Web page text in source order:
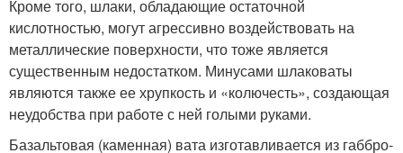
Кроме того, шлаки, обладающие остаточной
кислотностью, могут агрессивно воздействовать на
металлические поверхности, что тоже является
существенным недостатком. Минусами шлаковаты
являются также ее хрупкость и «колючесть», создающая
неудобства при работе с ней голыми руками.
Базальтовая (каменная) вата изготавливается из габбро-